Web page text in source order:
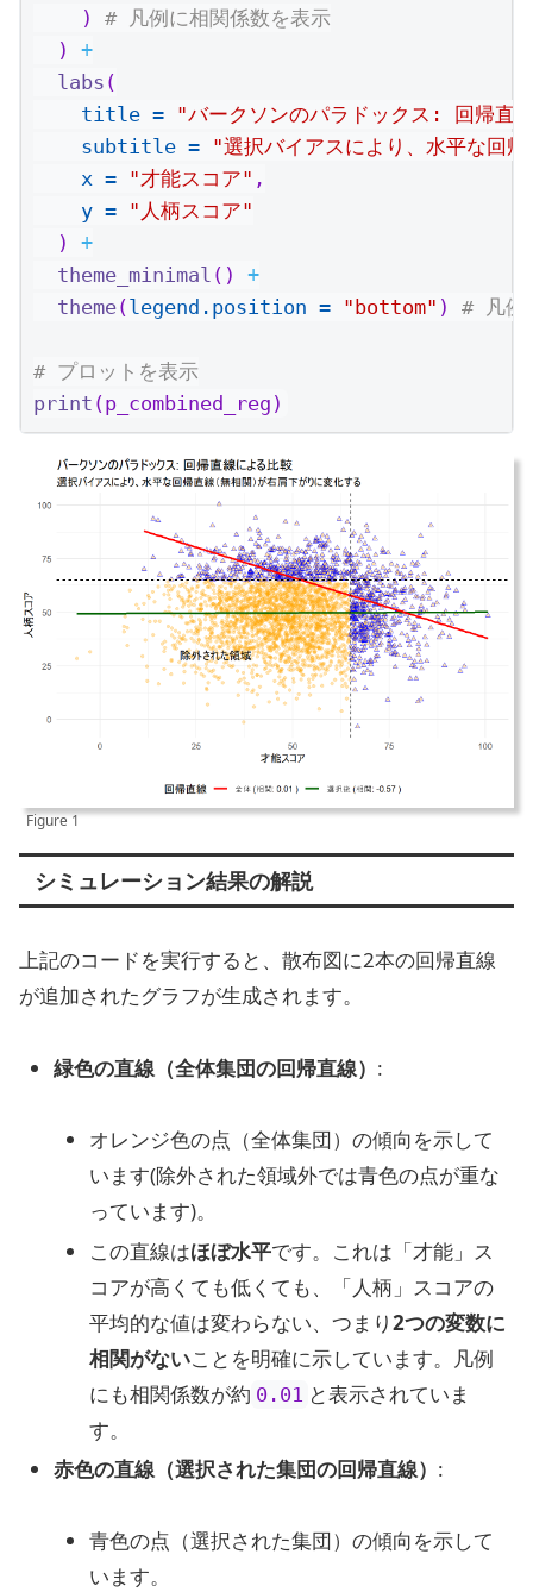
    )
# 凡例に相関係数を表示
  )
+
labs (
title = "バークソンのパラドックス: 回帰直
subtitle = "選択バイアスにより、水平な回
x = "才能スコア" ,
y = "人柄スコア"
  )
+
theme_minimal () +
theme(legend.position = "bottom" ) # 凡例
# プロットを表示
print (p_combined_reg)
Figure 1
シミュレーション結果の解説
上記のコードを実行すると、散布図に2本の回帰直線
が追加されたグラフが生成されます。
緑色の直線（全体集団の回帰直線） :
オレンジ色の点（全体集団）の傾向を示して
います(除外された領域外では青色の点が重な
っています)。
この直線はほぼ水平です。これは「才能」ス
コアが高くても低くても、「人柄」スコアの
平均的な値は変わらない、つまり2つの変数に
相関がないことを明確に示しています。凡例
にも相関係数が約 0.01 と表示されていま
す。
赤色の直線（選択された集団の回帰直線） :
青色の点（選択された集団）の傾向を示して
います。